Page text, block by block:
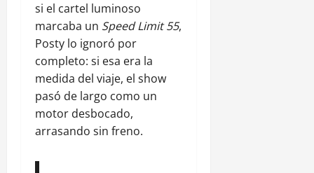
si el cartel luminoso
marcaba un Speed Limit 55,
Posty lo ignoró por
completo: si esa era la
medida del viaje, el show
pasó de largo como un
motor desbocado,
arrasando sin freno.